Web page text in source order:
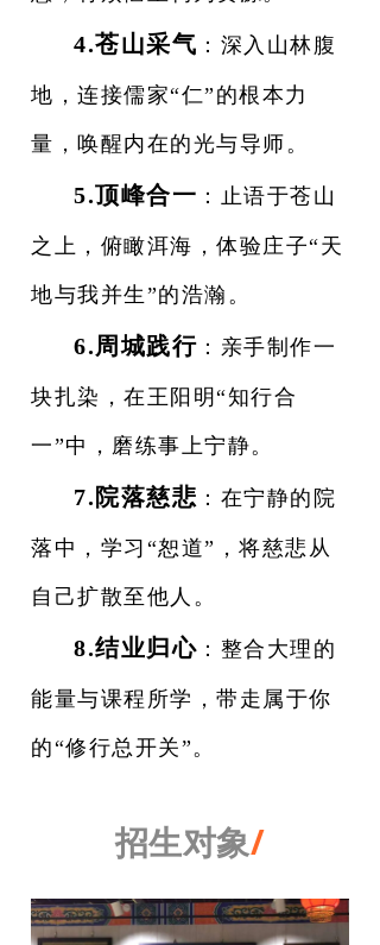
4.苍山采气 ：深入山林腹
地，连接儒家“仁”的根本力
量，唤醒内在的光与导师。
5.顶峰合一 ：止语于苍山
之上，俯瞰洱海，体验庄子“天
地与我并生”的浩瀚。
6.周城践行 ：亲手制作一
块扎染，在王阳明“知行合
一”中，磨练事上宁静。
7.院落慈悲 ：在宁静的院
落中，学习“恕道”，将慈悲从
自己扩散至他人。
8.结业归心 ：整合大理的
能量与课程所学，带走属于你
的“修行总开关”。
招生对象/